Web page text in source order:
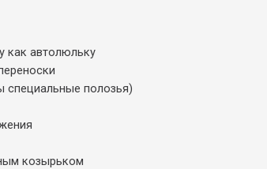
как автолюльку
специальные полозья)
козырьком